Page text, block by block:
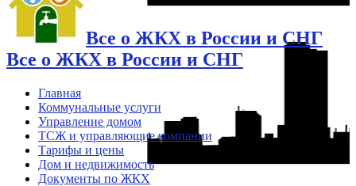
Все о ЖКХ в России и СНГ
Все о ЖКХ в России и СНГ
Главная
Коммунальные услуги
Управление домом
ТСЖ и управляющие компании
Тарифы и цены
Дом и недвижимость
Документы по ЖКХ